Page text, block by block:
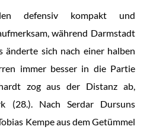
defensiv kompakt und
während Darmstadt
änderte sich nach einer halben
immer besser in die Partie
zog aus der Distanz ab,
(28.). Nach Serdar Dursuns
Kempe aus dem Getümmel